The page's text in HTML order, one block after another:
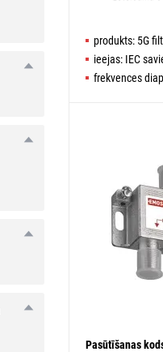
produkts: 5G
ieejas: IEC
frekvences
Pasūtīšanas